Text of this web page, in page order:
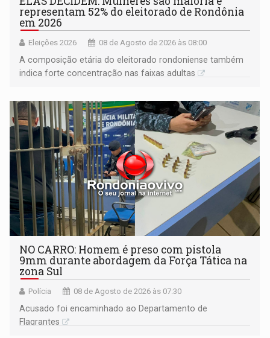
representam 52% do eleitorado de Rondônia
em 2026
Eleições 2026 08 de Agosto de 2026 às 08:00
A composição etária do eleitorado rondoniense também
indica forte concentração nas faixas adultas
NO CARRO: Homem é preso com pistola
9mm durante abordagem da Força Tática na
zona Sul
Polícia 08 de Agosto de 2026 às 07:30
Acusado foi encaminhado ao Departamento de
Flagrantes